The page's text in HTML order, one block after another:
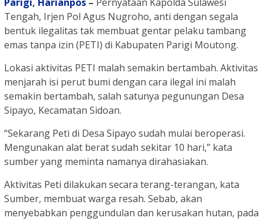
Tengah, Irjen Pol Agus Nugroho, anti dengan segala
bentuk ilegalitas tak membuat gentar pelaku tambang
emas tanpa izin (PETI) di Kabupaten Parigi Moutong.
Lokasi aktivitas PETI malah semakin bertambah. Aktivitas
menjarah isi perut bumi dengan cara ilegal ini malah
semakin bertambah, salah satunya pegunungan Desa
Sipayo, Kecamatan Sidoan.
“Sekarang Peti di Desa Sipayo sudah mulai beroperasi.
Mengunakan alat berat sudah sekitar 10 hari,” kata
sumber yang meminta namanya dirahasiakan.
Aktivitas Peti dilakukan secara terang-terangan, kata
Sumber, membuat warga resah. Sebab, akan
menyebabkan penggundulan dan kerusakan hutan, pada